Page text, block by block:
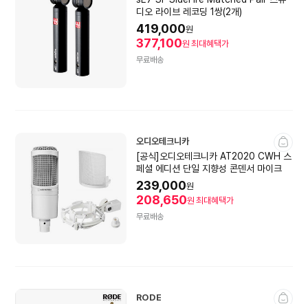
디오 라이브 레코딩 1쌍(2개)
419,000원
377,100원 최대혜택가
무료배송
오디오테크니카
[공식]오디오테크니카 AT2020 CWH 스
페셜 에디션 단일 지향성 콘덴서 마이크
239,000원
208,650원 최대혜택가
무료배송
RODE